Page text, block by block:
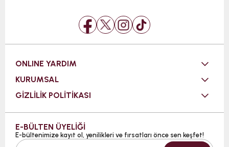
ONLINE YARDIM
KURUMSAL
GİZLİLİK POLİTİKASI
E-BÜLTEN ÜYELİĞİ
E-bültenimize kayıt ol, yenilikleri ve fırsatları önce sen keşfet!